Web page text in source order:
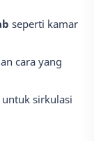
seperti kamar
cara yang
untuk sirkulasi